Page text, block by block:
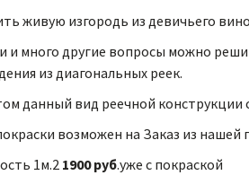
живую изгородь из девичьего
и много другие вопросы можно
из диагональных реек.
данный вид реечной
возможен на Заказ из нашей
1м.2 1900 руб.уже с покраской